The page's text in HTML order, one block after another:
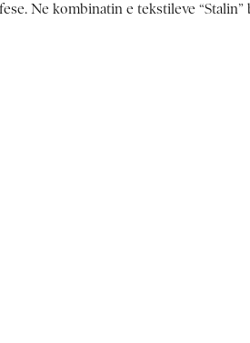
Ne kombinatin e tekstileve